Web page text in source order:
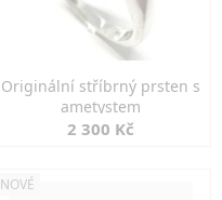
Originální stříbrný prsten s
ametystem
2 300 Kč
NOVÉ